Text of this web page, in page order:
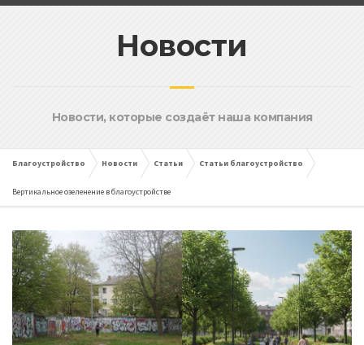
Новости
Новости, которые создаёт наша компания
Благоустройство Новости Статьи Статьи благоустройство
Вертикальное озеленение в благоустройстве